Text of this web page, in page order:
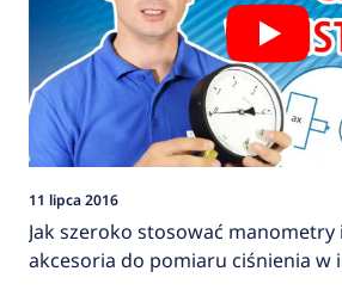
11 lipca 2016
Jak szeroko stosować manometry
akcesoria do pomiaru ciśnienia w